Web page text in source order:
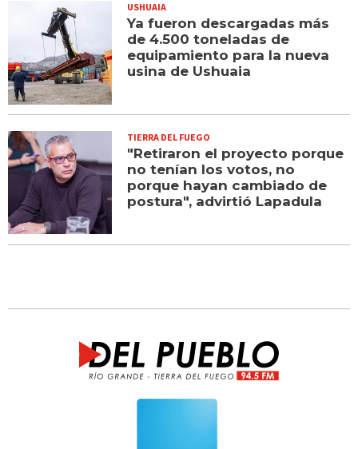
USHUAIA
Ya fueron descargadas más
de 4.500 toneladas de
equipamiento para la nueva
usina de Ushuaia
TIERRA DEL FUEGO
"Retiraron el proyecto porque
no tenían los votos, no
porque hayan cambiado de
postura", advirtió Lapadula